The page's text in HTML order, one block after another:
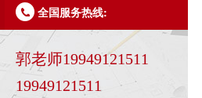
全国服务热线:
郭老师19949121511
19949121511